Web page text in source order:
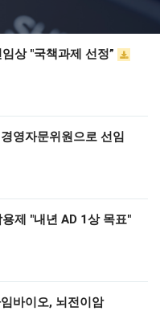
상 "국책과제 선정”
영자문위원으로 선임
제 "내년 AD 1상 목표"
바이오, 뇌전이암